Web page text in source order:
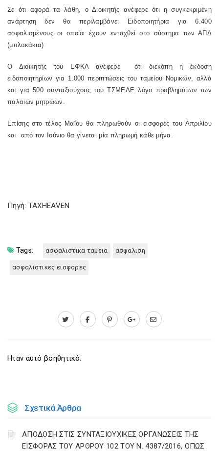
Σε ότι αφορά τα λάθη, ο Διοικητής ανέφερε ότι η συγκεκριμένη
ανάρτηση δεν θα περιλαμβάνει Ειδοποιητήρια για 6.400
ασφαλισμένους οι οποίοι έχουν ενταχθεί στο σύστημα των ΑΠΔ
(μπλοκάκια)
Ο Διοικητής του ΕΦΚΑ ανέφερε
ότι διεκόπη η έκδοση
ειδοποιητηρίων για 1.000 περιπτώσεις του ταμείου Νομικών, αλλά
και για 500 συνταξιούχους του ΤΣΜΕΔΕ λόγο προβλημάτων των
παλαιών μητρώων.
Επίσης στο τέλος Μαΐου θα πληρωθούν οι εισφορές του Απριλίου
και
από τον Ιούνιο θα γίνεται μία πληρωμή κάθε μήνα.
Πηγή: TAXHEAVEN
Tags: ασφαλιστικα ταμεια ασφαλιση
ασφαλιστικες εισφορες
Ηταν αυτό βοηθητικό;
Σχετικά Άρθρα
ΑΠΟΔΟΣΗ ΣΤΙΣ ΣΥΝΤΑΞΙΟΥΧΙΚΕΣ ΟΡΓΑΝΩΣΕΙΣ ΤΗΣ
ΕΙΣΦΟΡΑΣ ΤΟΥ ΑΡΘΡΟΥ 102 ΤΟΥ Ν. 4387/2016, ΟΠΩΣ